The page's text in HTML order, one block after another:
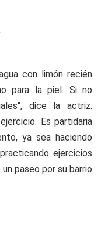
con limón recién
para la piel. Si no
dice la actriz.
Es partidaria
ya sea haciendo
ejercicios
paseo por su barrio